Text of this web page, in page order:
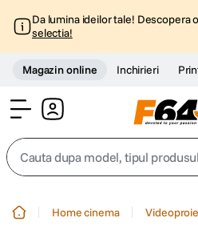
Da lumina ideilor tale! Descopera
selectia!
Magazin online Inchirieri
Cauta dupa model, tipul produsului,
Home cinema